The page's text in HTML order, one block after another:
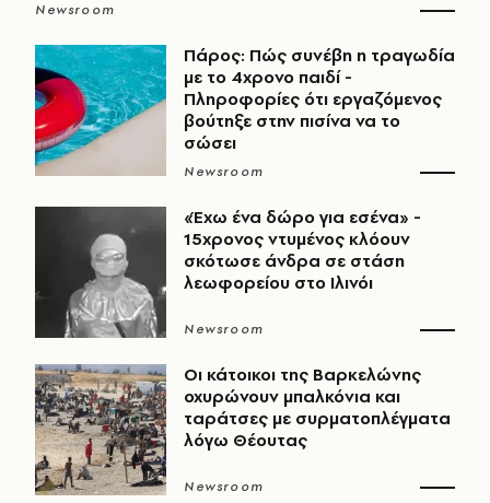
Newsroom
Πάρος: Πώς συνέβη η τραγωδία
με το 4χρονο παιδί -
Πληροφορίες ότι εργαζόμενος
βούτηξε στην πισίνα να το
σώσει
Newsroom
«Έχω ένα δώρο για εσένα» -
15χρονος ντυμένος κλόουν
σκότωσε άνδρα σε στάση
λεωφορείου στο Ιλινόι
Newsroom
Οι κάτοικοι της Βαρκελώνης
οχυρώνουν μπαλκόνια και
ταράτσες με συρματοπλέγματα
λόγω Θέουτας
Newsroom